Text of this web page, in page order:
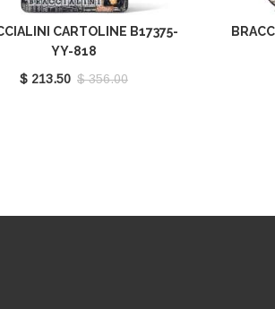
CARTOLINE B17375-
YY-818
$ 213.50 $ 356.00